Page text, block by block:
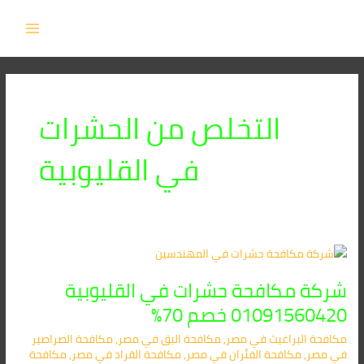
التخلص من الحشرات
في القليوبية
شركة مكافحة حشرات في القليوبية
01091560420 خصم 70%
مكافحة البراغيث​ في مصر,مكافحة البق​ في مصر,مكافحة الصراصير​
في مصر,مكافحة الفئران​ في مصر,مكافحة القراد​ في مصر,مكافحة
شركة
حشرات
في
القليوبية
01091560420
خصم